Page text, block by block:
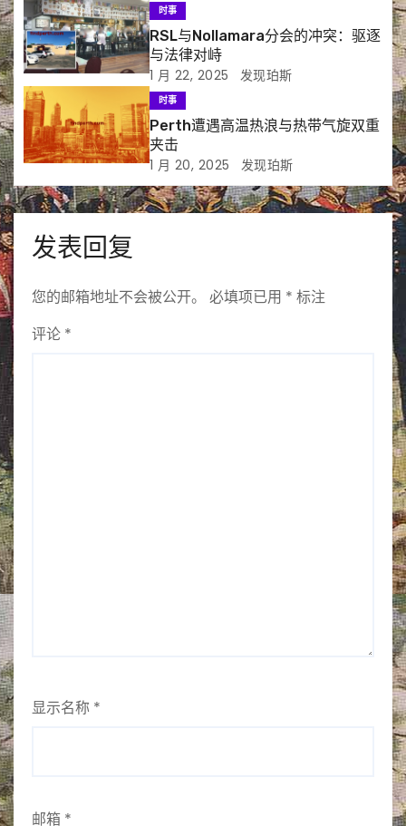
时事
RSL与Nollamara分会的冲突：驱逐
与法律对峙
1 月 22, 2025 发现珀斯
时事
Perth遭遇高温热浪与热带气旋双重
夹击
1 月 20, 2025 发现珀斯
发表回复
您的邮箱地址不会被公开。 必填项已用 * 标注
评论 *
显示名称 *
邮箱 *